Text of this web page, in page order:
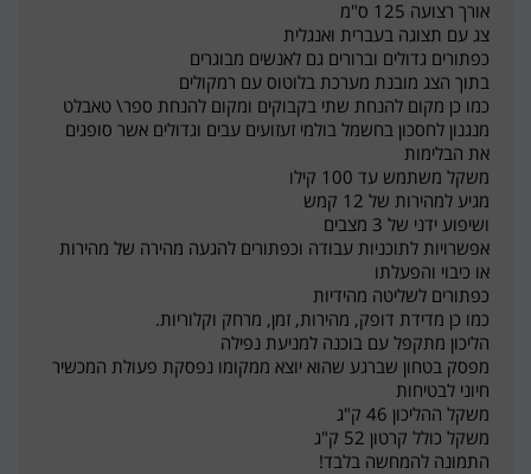
אורך רצועה 125 ס"מ
צג עם תצוגה בעברית ואנגלית
כפתורים גדולים וברורים גם לאנשים מבוגרים
בתוך הצג מובנת מערכת בלוטוס עם רמקולים
כמו כן מקום להנחת שתי בקבוקים ומקום להנחת ספר\ טאבלט
מנגנון לחסכון בחשמל בולמי זעזועים עבים וגדולים אשר סופגים
את הבלימות
משקל משתמש עד 100 קילו
מגיע למהירות של 12 קמש
ושיפוע ידני של 3 מצבים
אפשרויות לתוכניות עבודה וכפתורים להגעה מהירה של מהירות
או כיבוי והפעלתו
כפתורים לשליטה מהידיות
כמו כן מדידת דופק, מהירות, זמן, מרחק וקלוריות.
הליכון מתקפל עם בוכנה למניעת נפילה
מפסק בטחון שברגע שהוא יוצא ממקומו נפסקת פעולת המכשיר
חיוני לבטיחות
משקל ההליכון 46 ק"ג
משקל כולל קרטון 52 ק"ג
התמונה להמחשה בלבד!